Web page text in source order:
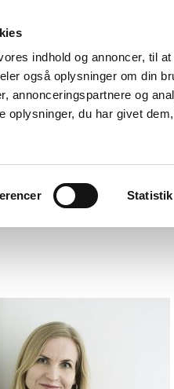
indhold og annoncer, til
også oplysninger om din
annonceringspartnere og
oplysninger, du har givet
Statistik
Dorthe de Neergaard -